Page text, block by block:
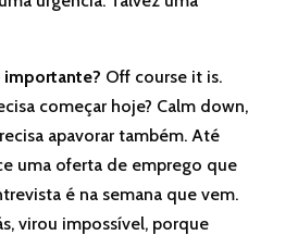
importante? Off course it is.
começar hoje? Calm down,
apavorar também. Até
uma oferta de emprego que
é na semana que vem.
virou impossível, porque